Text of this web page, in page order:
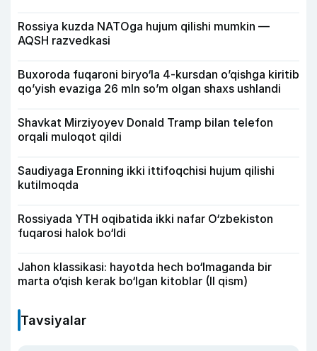
Rossiya kuzda NATOga hujum qilishi mumkin —
AQSH razvedkasi
Buxoroda fuqaroni biryo‘la 4-kursdan o’qishga kiritib
qo’yish evaziga 26 mln so’m olgan shaxs ushlandi
Shavkat Mirziyoyev Donald Tramp bilan telefon
orqali muloqot qildi
Saudiyaga Eronning ikki ittifoqchisi hujum qilishi
kutilmoqda
Rossiyada YTH oqibatida ikki nafar O‘zbekiston
fuqarosi halok bo‘ldi
Jahon klassikasi: hayotda hech bo‘lmaganda bir
marta o‘qish kerak bo‘lgan kitoblar (II qism)
Tavsiyalar